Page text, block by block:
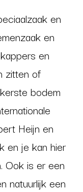
en
en
en
zitten of
bodem
Heijn en
en je kan hier
Ook is er een
natuurlijk een